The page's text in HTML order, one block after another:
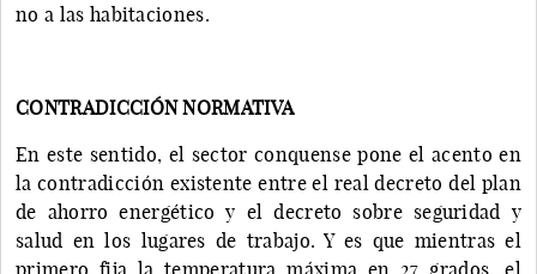
no a las habitaciones.
CONTRADICCIÓN NORMATIVA
En este sentido, el sector conquense pone el acento en
la contradicción existente entre el real decreto del plan
de ahorro energético y el decreto sobre seguridad y
salud en los lugares de trabajo. Y es que mientras el
primero fija la temperatura máxima en 27 grados, el